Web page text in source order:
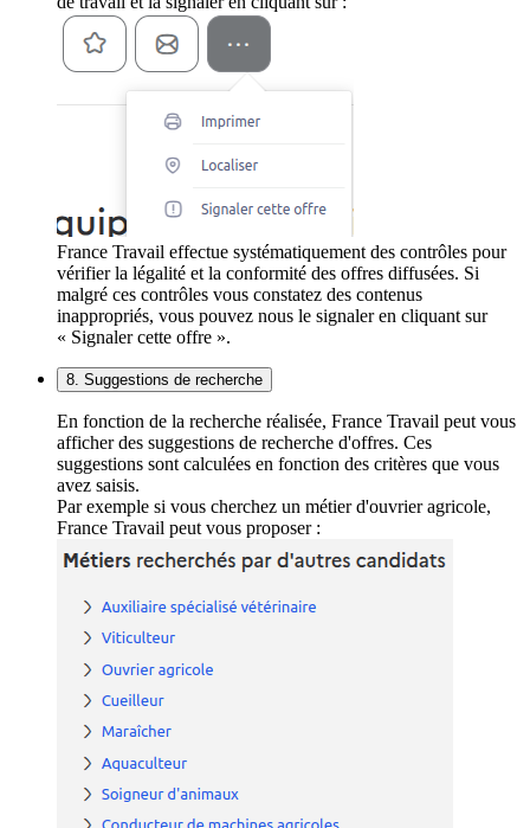
France Travail effectue systématiquement des contrôles pour
vérifier la légalité et la conformité des offres diffusées. Si
malgré ces contrôles vous constatez des contenus
inappropriés, vous pouvez nous le signaler en cliquant sur
« Signaler cette offre ».
8. Suggestions de recherche
En fonction de la recherche réalisée, France Travail peut vous
afficher des suggestions de recherche d'offres. Ces
suggestions sont calculées en fonction des critères que vous
avez saisis.
Par exemple si vous cherchez un métier d'ouvrier agricole,
France Travail peut vous proposer :